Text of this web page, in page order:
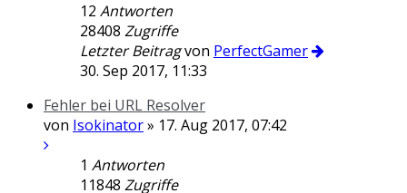
12 Antworten
28408 Zugriffe
Letzter Beitragvon PerfectGamer
30. Sep 2017, 11:33
Fehler bei URL Resolver
von Isokinator» 17. Aug 2017, 07:42
1 Antworten
11848 Zugriffe